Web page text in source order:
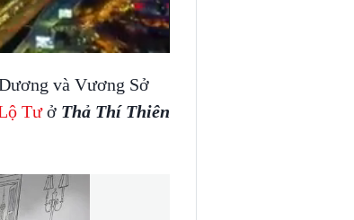
và Vương Sở
Tưở Thả Thí Thiên